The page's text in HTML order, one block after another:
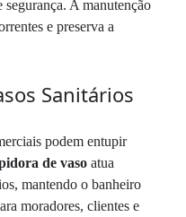
A manutenção
e preserva a
Sanitários
podem entupir
de vaso atua
mantendo o banheiro
moradores, clientes e